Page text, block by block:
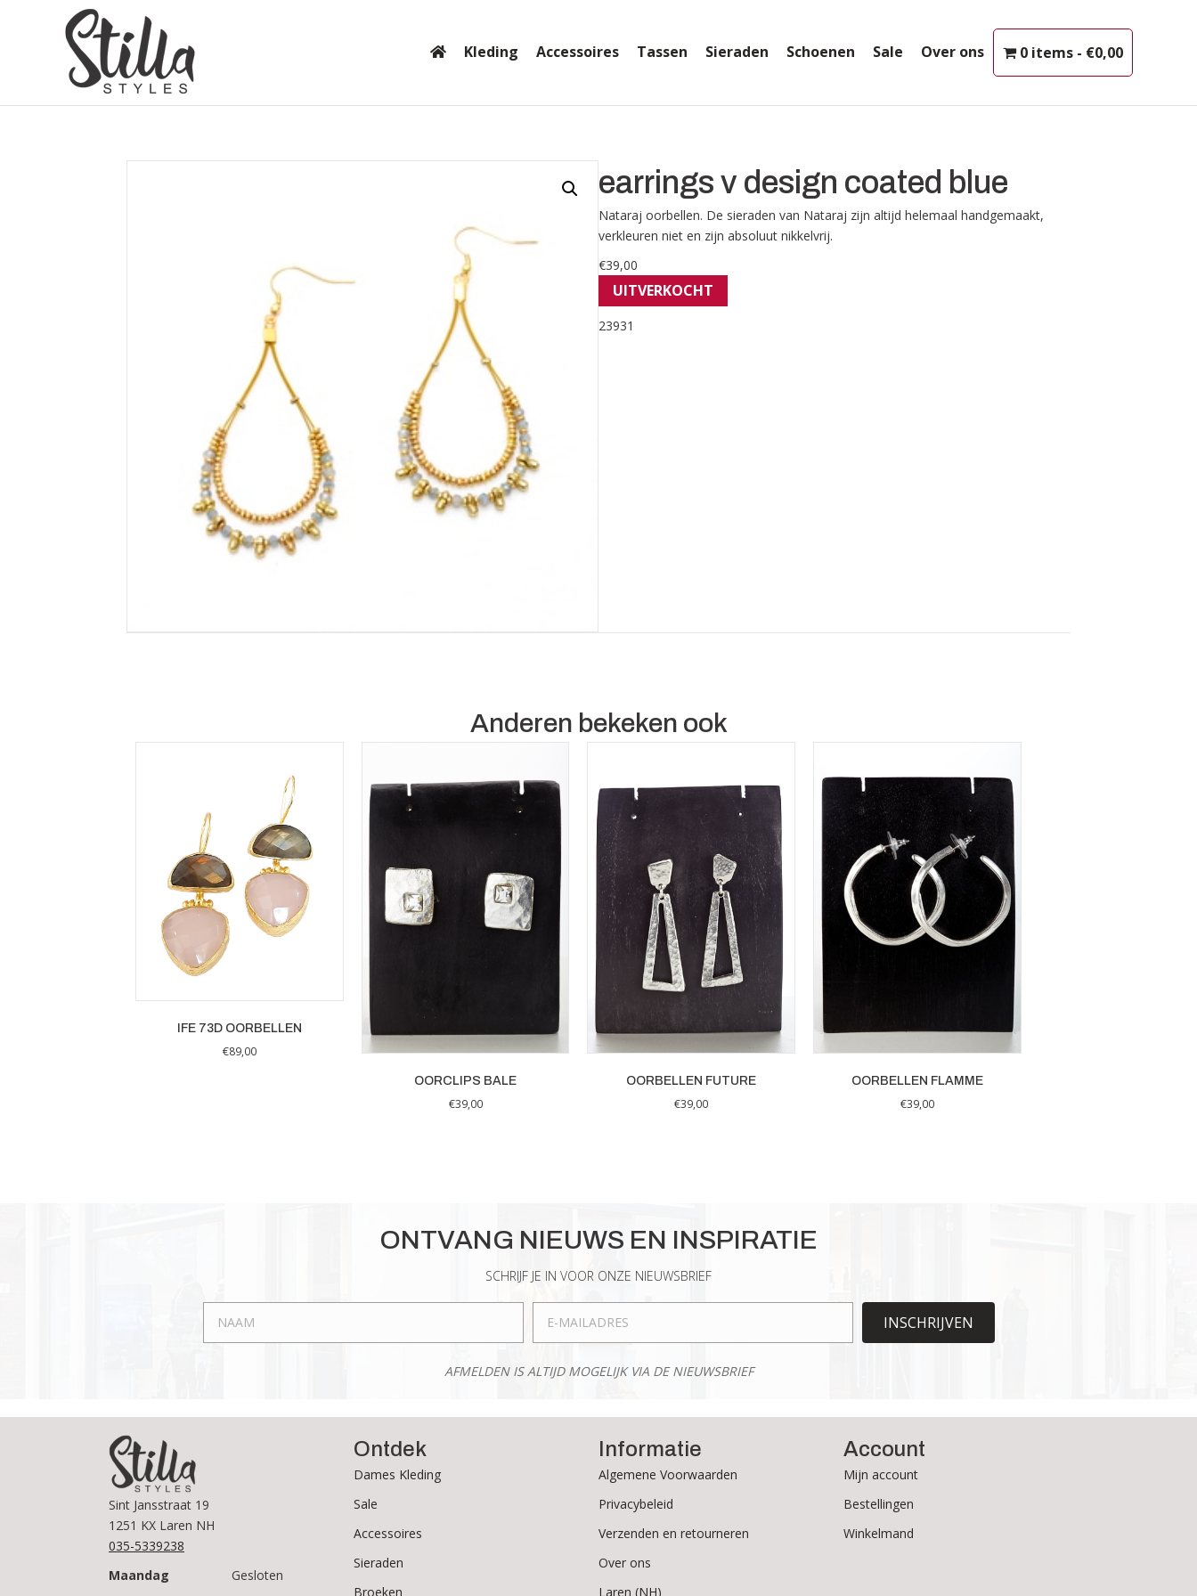
Kleding Accessoires Tassen Sieraden Schoenen Sale Over ons 0 items €0,00
earrings v design coated blue
Nataraj oorbellen. De sieraden van Nataraj zijn altijd helemaal handgemaakt,
verkleuren niet en zijn absoluut nikkelvrij.
€39,00
UITVERKOCHT
23931
Anderen bekeken ook
IFE 73D OORBELLEN
€89,00
OORCLIPS BALE
€39,00
OORBELLEN FUTURE
€39,00
OORBELLEN FLAMME
€39,00
ONTVANG NIEUWS EN INSPIRATIE
SCHRIJF JE IN VOOR ONZE NIEUWSBRIEF
INSCHRIJVEN
AFMELDEN IS ALTIJD MOGELIJK VIA DE NIEUWSBRIEF
Sint Jansstraat 19
1251 KX Laren NH
035-5339238
Maandag
Gesloten
Ontdek
Dames Kleding
Sale
Accessoires
Sieraden
Broeken
Informatie
Algemene Voorwaarden
Privacybeleid
Verzenden en retourneren
Over ons
Laren (NH)
Account
Mijn account
Bestellingen
Winkelmand